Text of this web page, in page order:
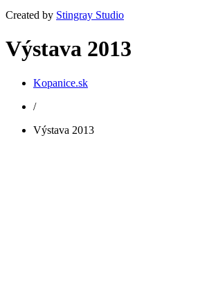
Created by Stingray Studio
Výstava 2013
Kopanice.sk
/
Výstava 2013